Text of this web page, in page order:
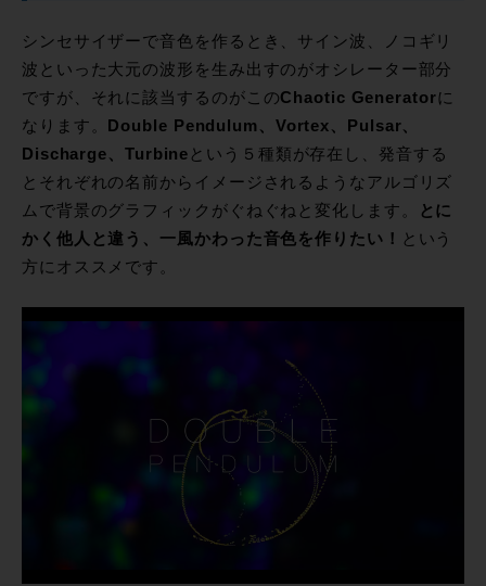
シンセサイザーで音色を作るとき、サイン波、ノコギリ
波といった大元の波形を生み出すのがオシレーター部分
ですが、それに該当するのがこのChaotic Generatorに
なります。
Double Pendulum、Vortex、Pulsar、
Discharge、Turbine という５種類が存在し、発音する
とそれぞれの名前からイメージされるようなアルゴリズ
ムで背景のグラフィックがぐねぐねと変化します。
とに
かく他人と違う、一風かわった音色を作りたい！
という
方にオススメです。